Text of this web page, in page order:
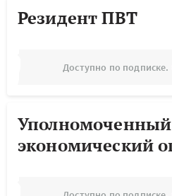
Резидент ПВТ
Доступно по подписке.
Уполномоченный
экономический